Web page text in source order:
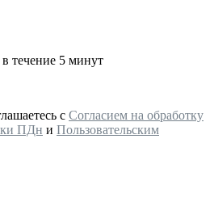
течение 5 минут
с Согласием на обработку
ПДн и Пользовательским